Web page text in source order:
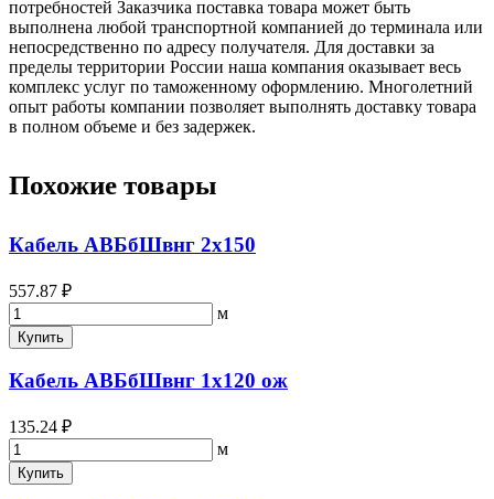
потребностей Заказчика поставка товара может быть
выполнена любой транспортной компанией до терминала или
непосредственно по адресу получателя. Для доставки за
пределы территории России наша компания оказывает весь
комплекс услуг по таможенному оформлению. Многолетний
опыт работы компании позволяет выполнять доставку товара
в полном объеме и без задержек.
Похожие товары
Кабель АВБбШвнг 2х150
557.87 ₽
м
Купить
Кабель АВБбШвнг 1х120 ож
135.24 ₽
м
Купить